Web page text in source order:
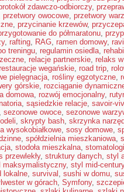
zdawczo-odbiorczy,
przetwory owocowe, przetwory
, przycinanie krzewów,
do półmaratonu,
, rafting, RAG, ramen domowy,
treningu, regulamin osiedla,
, relacje partnerskie, relaks
wegańskie, road trip,
pielęgnacja, rośliny egzotyczne,
górskie, rozciąganie
domowa, rozwój emocjonalny,
, sąsiedzkie relacje, savoir-
sezonowe owoce, sezonowe
, skrypty bash, skrzynka
wysokobiałkowe, sosy domowe,
, spółdzielnia mieszkaniowa,
, stodoła mieszkalna,
przewlekły, struktury danych, styl
maksymalistyczny, styl mid-century
lokalne, survival , sushi w domu,
w górach, Symfony,